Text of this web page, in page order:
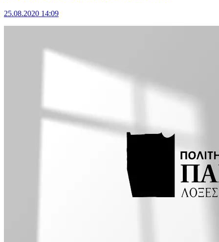
25.08.2020 14:09